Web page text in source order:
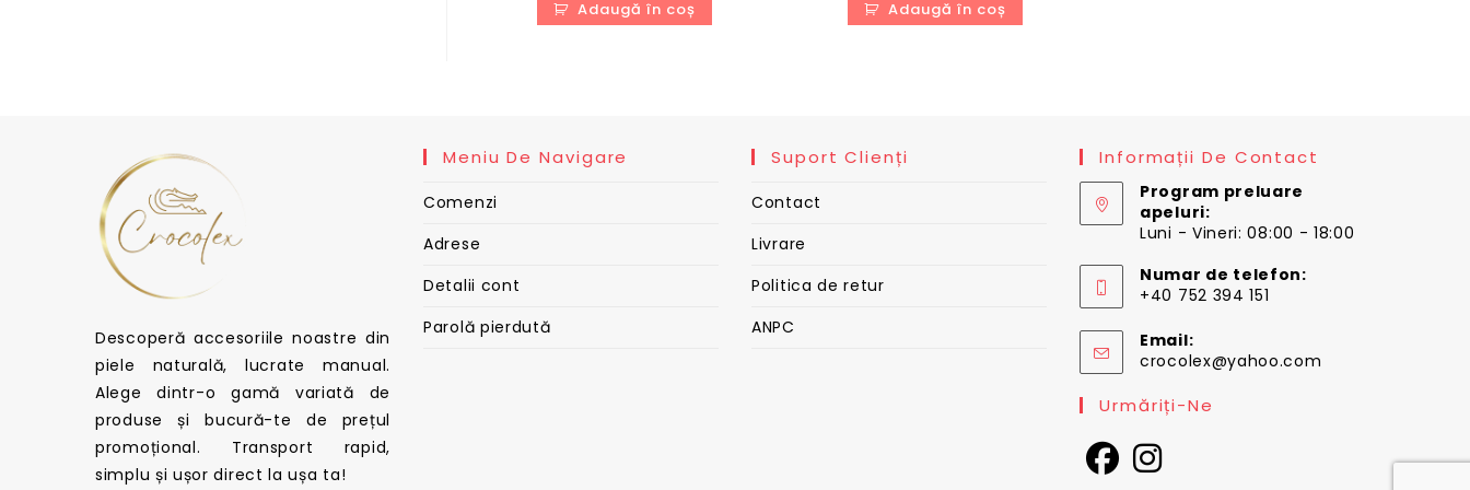
fost:
450,00 lei.
Adaugă în coș fost:
450,00 lei.
Adaugă în coș
Descoperă accesoriile noastre din
piele naturală, lucrate manual.
Alege dintr-o gamă variată de
produse și bucură-te de prețul
promoțional. Transport rapid,
simplu și ușor direct la ușa ta!
Meniu De Navigare
Comenzi
Adrese
Detalii cont
Parolă pierdută
Suport Clienți
Contact
Livrare
Politica de retur
ANPC
Informații De Contact
Program preluare
apeluri:
Luni - Vineri: 08:00 - 18:00
Numar de telefon:
+40 752 394 151
Email:
crocolex@yahoo.com
Urmăriți-Ne